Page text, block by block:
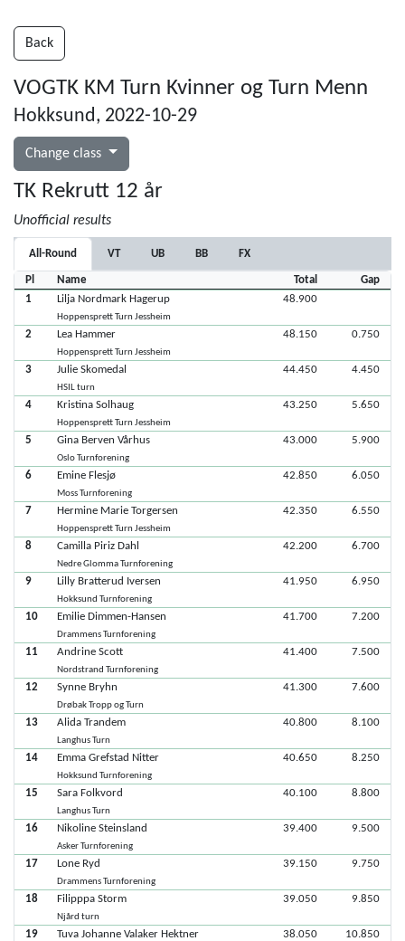
Back
VOGTK KM Turn Kvinner og Turn Menn
Hokksund, 2022-10-29
Change class
TK Rekrutt 12 år
Unofficial results
All-Round VT UB BB FX
Pl Name Total
Gap
1
Lilja Nordmark Hagerup
Hoppensprett Turn Jessheim
48.900
2 Lea Hammer
Hoppensprett Turn Jessheim
48.150 0.750
3 Julie Skomedal
HSIL turn
44.450 4.450
4 Kristina Solhaug
Hoppensprett Turn Jessheim
43.250 5.650
5 Gina Berven Vårhus
Oslo Turnforening
43.000 5.900
6 Emine Flesjø
Moss Turnforening
42.850 6.050
7 Hermine Marie Torgersen
Hoppensprett Turn Jessheim
42.350 6.550
8 Camilla Piriz Dahl
Nedre Glomma Turnforening
42.200 6.700
9 Lilly Bratterud Iversen
Hokksund Turnforening
41.950 6.950
10 Emilie Dimmen-Hansen
Drammens Turnforening
41.700 7.200
11 Andrine Scott
Nordstrand Turnforening
41.400 7.500
12 Synne Bryhn
Drøbak Tropp og Turn
41.300 7.600
13 Alida Trandem
Langhus Turn
40.800 8.100
14 Emma Grefstad Nitter
Hokksund Turnforening
40.650 8.250
15 Sara Folkvord
Langhus Turn
40.100 8.800
16 Nikoline Steinsland
Asker Turnforening
39.400 9.500
17 Lone Ryd
Drammens Turnforening
39.150 9.750
18 Filipppa Storm
Njård turn
39.050 9.850
19 Tuva Johanne Valaker Hektner 38.050 10.850